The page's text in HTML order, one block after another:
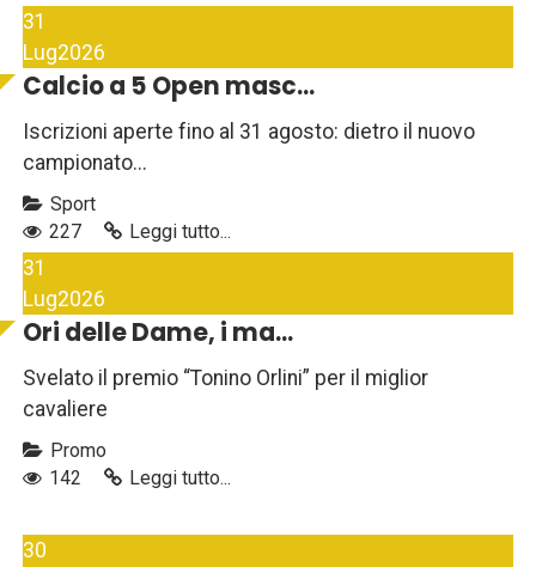
31
Lug2026
Calcio a 5 Open masc...
Iscrizioni aperte fino al 31 agosto: dietro il nuovo
campionato...
Sport
227
Leggi tutto...
31
Lug2026
Ori delle Dame, i ma...
Svelato il premio “Tonino Orlini” per il miglior
cavaliere
Promo
142
Leggi tutto...
30